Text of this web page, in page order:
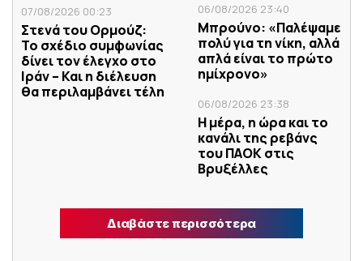
07/08/2026 00:23
Στενά του Ορμούζ:
Το σχέδιο συμφωνίας
δίνει τον έλεγχο στο
Ιράν – Και η διέλευση
θα περιλαμβάνει τέλη
06/08/2026 23:40
Μπρούνο: «Παλέψαμε
πολύ για τη νίκη, αλλά
απλά είναι το πρώτο
ημίχρονο»
06/08/2026 23:38
Η μέρα, η ώρα και το
κανάλι της ρεβάνς
του ΠΑΟΚ στις
Βρυξέλλες
Διαβάστε περισσότερα